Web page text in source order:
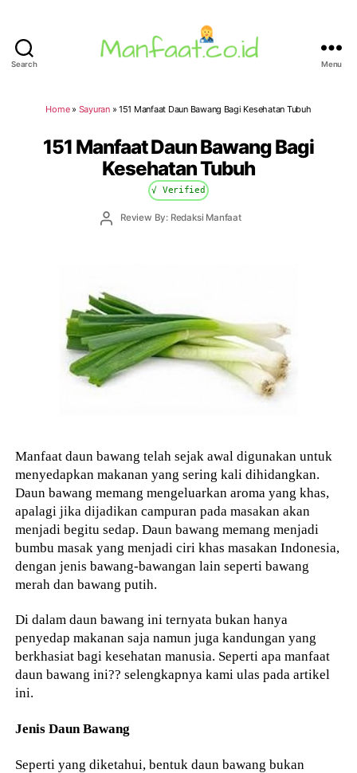
Search Menu
Home» Sayuran»151 Manfaat Daun Bawang Bagi Kesehatan Tubuh
151 Manfaat Daun Bawang Bagi
Kesehatan Tubuh
√ Verified
PostReview By: Redaksi Manfaat
Manfaat daun bawang telah sejak awal digunakan untuk
menyedapkan makanan yang sering kali dihidangkan.
Daun bawang memang mengeluarkan aroma yang khas,
apalagi jika dijadikan campuran pada masakan akan
menjadi begitu sedap. Daun bawang memang menjadi
bumbu masak yang menjadi ciri khas masakan Indonesia,
dengan jenis bawang-bawangan lain seperti bawang
merah dan bawang putih.
Di dalam daun bawang ini ternyata bukan hanya
penyedap makanan saja namun juga kandungan yang
berkhasiat bagi kesehatan manusia. Seperti apa manfaat
daun bawang ini?? selengkapnya kami ulas pada artikel
ini.
Jenis Daun Bawang
Seperti yang diketahui, bentuk daun bawang bukan